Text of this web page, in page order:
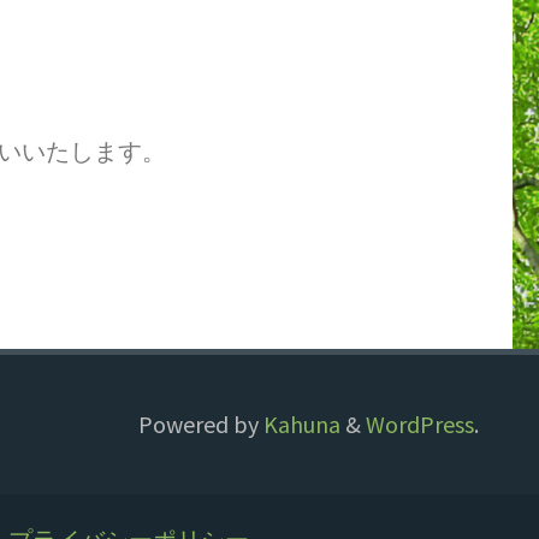
いたします。
Powered by Kahuna &WordPress.